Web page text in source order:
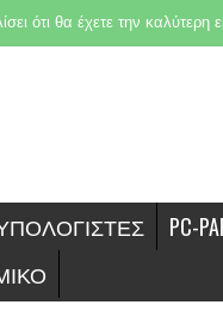
PC-
ότι θα έχετε την καλύτερη